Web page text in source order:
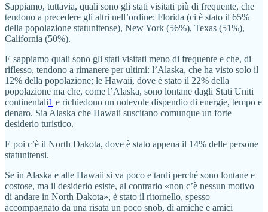
Sappiamo, tuttavia, quali sono gli stati visitati più di frequente, che
tendono a precedere gli altri nell’ordine: Florida (ci è stato il 65%
della popolazione statunitense), New York (56%), Texas (51%),
California (50%).
E sappiamo quali sono gli stati visitati meno di frequente e che, di
riflesso, tendono a rimanere per ultimi: l’Alaska, che ha visto solo il
12% della popolazione; le Hawaii, dove è stato il 22% della
popolazione ma che, come l’Alaska, sono lontane dagli Stati Uniti
continentali1 e richiedono un notevole dispendio di energie, tempo e
denaro. Sia Alaska che Hawaii suscitano comunque un forte
desiderio turistico.
E poi c’è il North Dakota, dove è stato appena il 14% delle persone
statunitensi.
Se in Alaska e alle Hawaii si va poco e tardi perché sono lontane e
costose, ma il desiderio esiste, al contrario «non c’è nessun motivo
di andare in North Dakota», è stato il ritornello, spesso
accompagnato da una risata un poco snob, di amiche e amici